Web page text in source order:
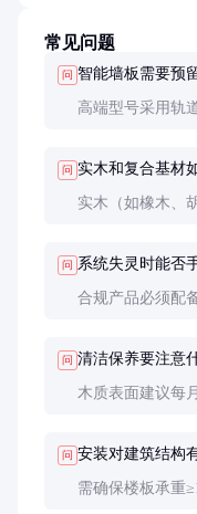
常见问题
问 智能墙板需要预
高端型号采用轨
问 实木和复合基材
实木（如橡木、
连续安装。
问 系统失灵时能否
合规产品必须配
问 清洁保养要注意
木质表面建议每
问 安装对建筑结构
需确保楼板承重